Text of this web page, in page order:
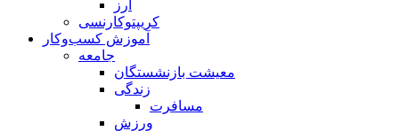
ارز
کریپتوکارنسی
آموزش کسب‌وکار
جامعه
معیشت بازنشستگان
زندگی
مسافرت
ورزش